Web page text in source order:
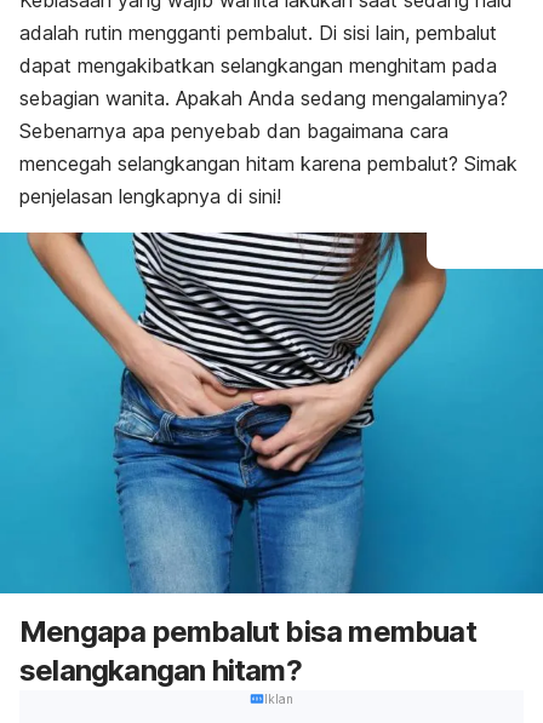
adalah rutin mengganti pembalut. Di sisi lain, pembalut
dapat mengakibatkan selangkangan menghitam pada
sebagian wanita. Apakah Anda sedang mengalaminya?
Sebenarnya apa penyebab dan bagaimana cara
mencegah selangkangan hitam karena pembalut? Simak
penjelasan lengkapnya di sini!
Mengapa pembalut bisa membuat
selangkangan hitam?
Iklan